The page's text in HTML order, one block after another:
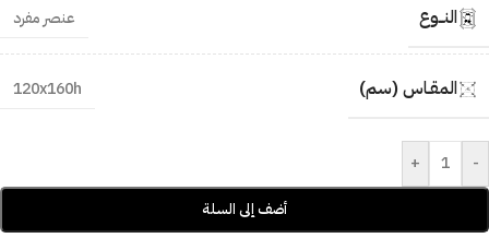
النــوع عنصر مفرد
المقـاس (سم) 120x160h
-
+
أضف إلى السلة